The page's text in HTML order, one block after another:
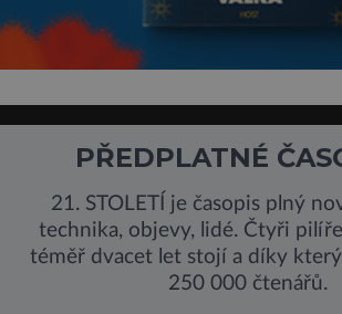
PŘEDPLATNÉ
21. STOLETÍ je časopis plný
technika, objevy, lidé. Čtyři
téměř dvacet let stojí a díky
250 000 čtenářů.